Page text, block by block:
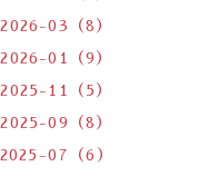
2026-03（8）
2026-01（9）
2025-11（5）
2025-09（8）
2025-07（6）